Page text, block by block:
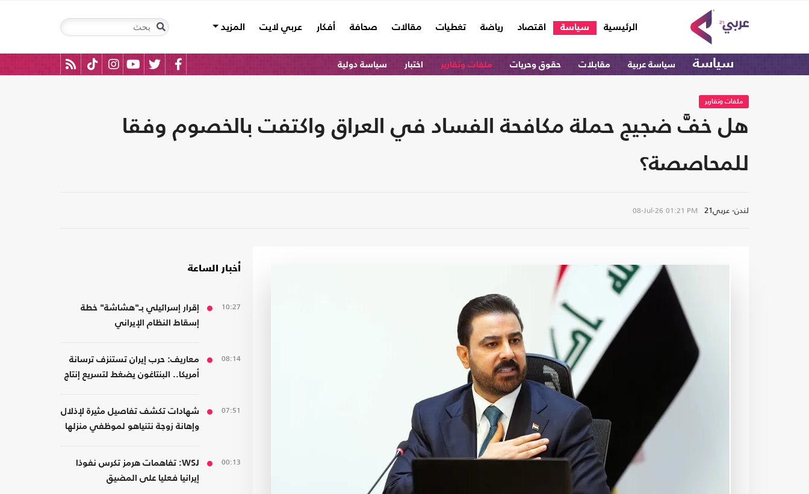
الرئيسية
(current) سياسة اقتصاد رياضة تغطيات مقالات صحافة أفكار عربي لايت المزيد
سياسة سياسة عربية مقابلات حقوق وحريات ملفات وتقارير اختبار سياسة دولية
ملفات وتقارير
هل خفَّ ضجيج حملة مكافحة الفساد في العراق واكتفت بالخصوم وفقا
للمحاصصة؟
لندن- عربي21 08-Jul-26 01:21 PM
أخبار الساعة
10:27
إقرار إسرائيلي بـ"هشاشة" خطة
إسقاط النظام الإيراني
08:14
معاريف: حرب إيران تستنزف ترسانة
أمريكا.. البنتاغون يضغط لتسريع إنتاج
07:51
شهادات تكشف تفاصيل مثيرة لإذلال
وإهانة زوجة نتنياهو لموظفي منزلها
00:13
WSJ: تفاهمات هرمز تكرس نفوذا
إيرانيا فعليا على المضيق